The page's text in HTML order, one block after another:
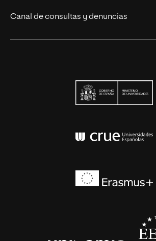
Canal de consultas y denuncias